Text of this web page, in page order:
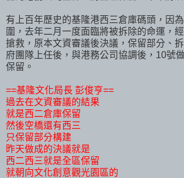
有上百年歷史的基隆港西三倉庫碼頭，因
圍，去年二月一度面臨將被拆除的命運，
搶救，原本文資審議後決議，保留部分、
府團隊上任後，與港務公司協調後，10號
保留。
==基隆文化局長 彭俊亨==
過去在文資審議的結果
就是西二倉庫保留
然後空橋還有西三
只保留部分構建
昨天做成的決議就是
西二西三就是全區保留
就朝向文化創意觀光園區的